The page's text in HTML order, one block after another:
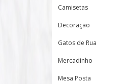
Camisetas
Decoração
Gatos de Rua
Mercadinho
Mesa Posta